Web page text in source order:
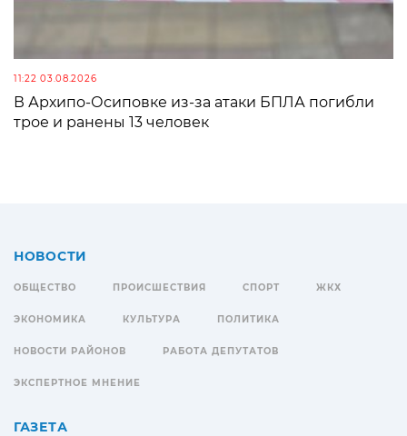
11:22 03.08.2026
В Архипо-Осиповке из-за атаки БПЛА погибли
трое и ранены 13 человек
НОВОСТИ
ОБЩЕСТВО ПРОИСШЕСТВИЯ СПОРТ ЖКХ
ЭКОНОМИКА КУЛЬТУРА ПОЛИТИКА
НОВОСТИ РАЙОНОВ РАБОТА ДЕПУТАТОВ
ЭКСПЕРТНОЕ МНЕНИЕ
ГАЗЕТА